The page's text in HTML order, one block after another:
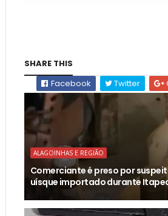
SHARE THIS
Facebook
Twitter
ALAGOINHAS E REGIÃO
Comerciante é preso por
uísque importado durante